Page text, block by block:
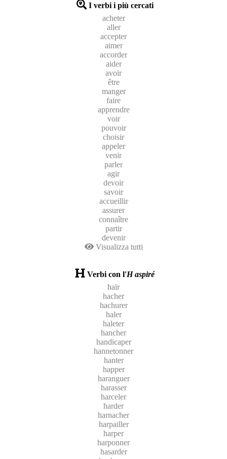
I verbi i più cercati
acheter
aller
accepter
aimer
accorder
aider
avoir
être
manger
faire
apprendre
voir
pouvoir
choisir
appeler
venir
parler
agir
devoir
savoir
accueillir
assurer
connaître
partir
devenir
Visualizza tutti
Verbi con l'H aspiré
haïr
hacher
hachurer
haler
haleter
hancher
handicaper
hannetonner
hanter
happer
haranguer
harasser
harceler
harder
harnacher
harpailler
harper
harponner
hasarder